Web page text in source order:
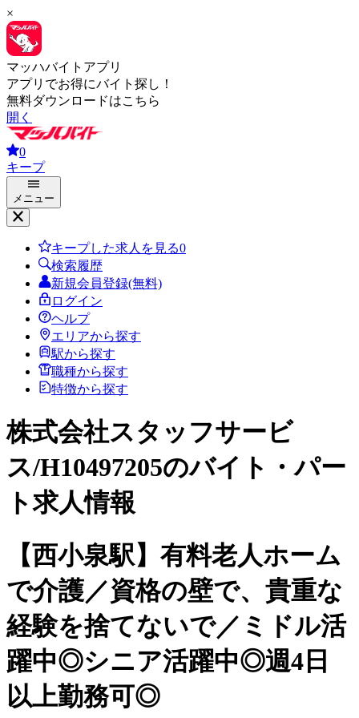
×
マッハバイトアプリ
アプリでお得にバイト探し！
無料ダウンロードはこちら
開く
0
キープ
メニュー
キープした求人を見る0
検索履歴
新規会員登録(無料)
ログイン
ヘルプ
エリアから探す
駅から探す
職種から探す
特徴から探す
株式会社スタッフサービ
ス/H10497205のバイト・パー
ト求人情報
【西小泉駅】有料老人ホーム
で介護／資格の壁で、貴重な
経験を捨てないで／ミドル活
躍中◎シニア活躍中◎週4日
以上勤務可◎